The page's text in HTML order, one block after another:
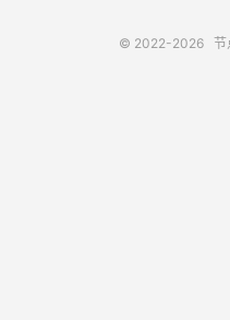
© 2022-2026 节